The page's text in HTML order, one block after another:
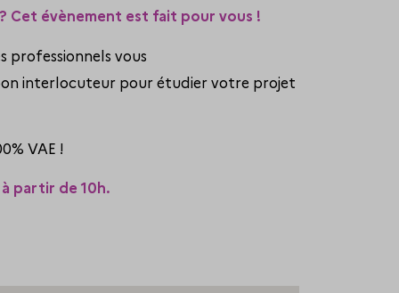
Cet évènement est fait pour vous !
professionnels vous
interlocuteur pour étudier votre projet
VAE !
partir de 10h.